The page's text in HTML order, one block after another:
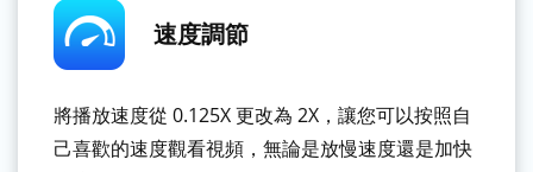
速度調節
將播放速度從 0.125X 更改為 2X，讓您可以按照自
己喜歡的速度觀看視頻，無論是放慢速度還是加快